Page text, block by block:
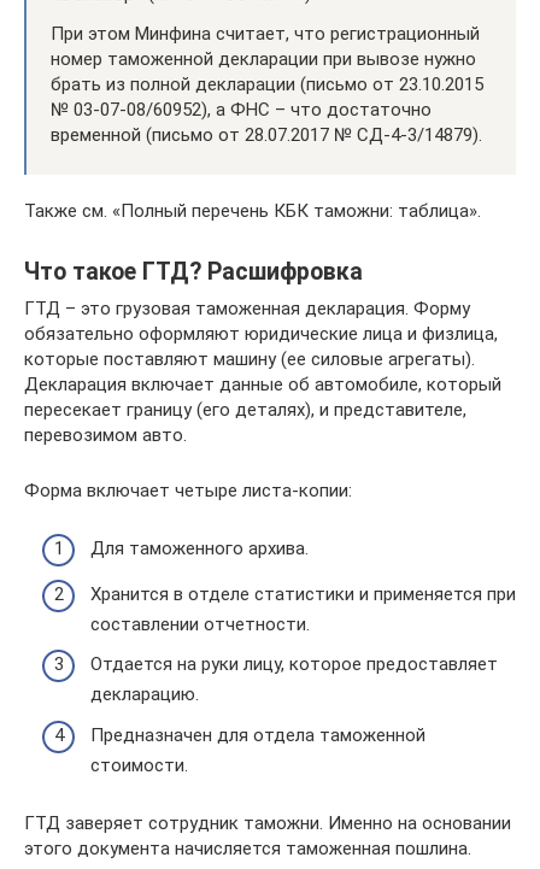
При этом Минфина считает, что регистрационный
номер таможенной декларации при вывозе нужно
брать из полной декларации (письмо от 23.10.2015
№ 03-07-08/60952), а ФНС – что достаточно
временной (письмо от 28.07.2017 № СД-4-3/14879).
Также см. «Полный перечень КБК таможни: таблица».
Что такое ГТД? Расшифровка
ГТД – это грузовая таможенная декларация. Форму
обязательно оформляют юридические лица и физлица,
которые поставляют машину (ее силовые агрегаты).
Декларация включает данные об автомобиле, который
пересекает границу (его деталях), и представителе,
перевозимом авто.
Форма включает четыре листа-копии:
Для таможенного архива.
Хранится в отделе статистики и применяется при
составлении отчетности.
Отдается на руки лицу, которое предоставляет
декларацию.
Предназначен для отдела таможенной
стоимости.
ГТД заверяет сотрудник таможни. Именно на основании
этого документа начисляется таможенная пошлина.